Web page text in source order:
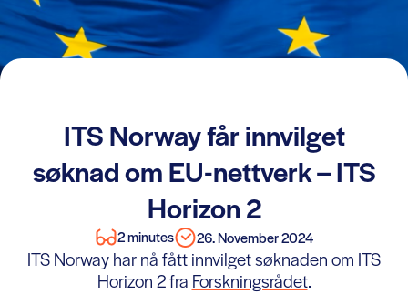
ITS Norway får innvilget
søknad om EU-nettverk – ITS
Horizon 2
2 minutes 26. November 2024
ITS Norway har nå fått innvilget søknaden om ITS
Horizon 2 fra Forskningsrådet.